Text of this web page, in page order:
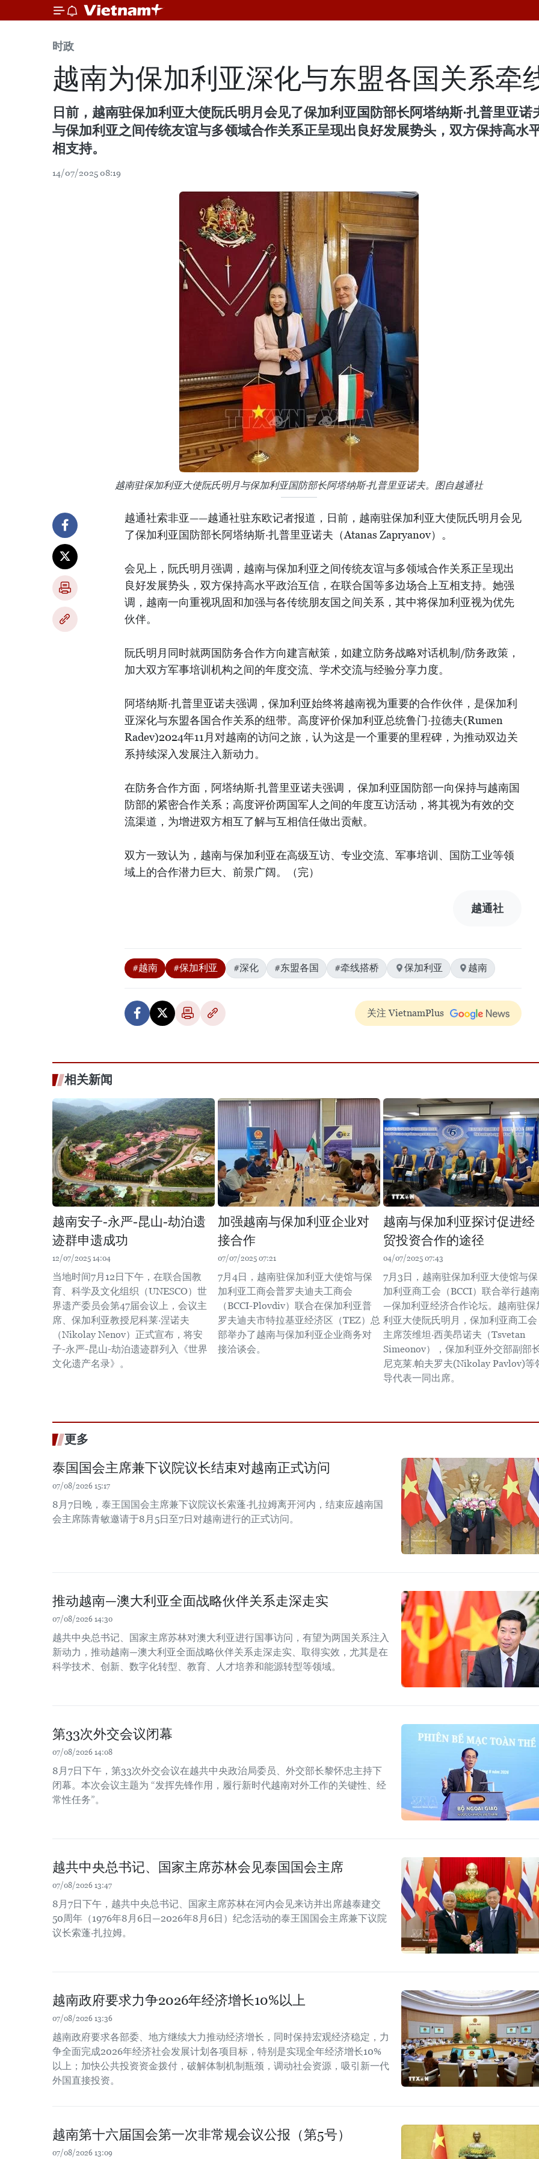
时政
越南为保加利亚深化与东盟各国关系牵
日前，越南驻保加利亚大使阮氏明月会见了保加利亚国防部长阿塔纳斯·扎普里亚
与保加利亚之间传统友谊与多领域合作关系正呈现出良好发展势头，双方保持高水
相支持。
14/07/2025 08:19
越南驻保加利亚大使阮氏明月与保加利亚国防部长阿塔纳斯·扎普里亚诺夫。图自越通社
越通社索非亚——越通社驻东欧记者报道，日前，越南驻保加利亚大使阮氏明月会见
了保加利亚国防部长阿塔纳斯·扎普里亚诺夫（Atanas Zapryanov）。
会见上，阮氏明月强调，越南与保加利亚之间传统友谊与多领域合作关系正呈现出
良好发展势头，双方保持高水平政治互信，在联合国等多边场合上互相支持。她强
调，越南一向重视巩固和加强与各传统朋友国之间关系，其中将保加利亚视为优先
伙伴。
阮氏明月同时就两国防务合作方向建言献策，如建立防务战略对话机制/防务政策，
加大双方军事培训机构之间的年度交流、学术交流与经验分享力度。
阿塔纳斯·扎普里亚诺夫强调，保加利亚始终将越南视为重要的合作伙伴，是保加利
亚深化与东盟各国合作关系的纽带。高度评价保加利亚总统鲁门·拉德夫(Rumen
Radev)2024年11月对越南的访问之旅，认为这是一个重要的里程碑，为推动双边关
系持续深入发展注入新动力。
在防务合作方面，阿塔纳斯·扎普里亚诺夫强调， 保加利亚国防部一向保持与越南国
防部的紧密合作关系；高度评价两国军人之间的年度互访活动，将其视为有效的交
流渠道，为增进双方相互了解与互相信任做出贡献。
双方一致认为，越南与保加利亚在高级互访、专业交流、军事培训、国防工业等领
域上的合作潜力巨大、前景广阔。（完）
越通社
#越南 #保加利亚 #深化 #东盟各国 #牵线搭桥 保加利亚 越南
关注 VietnamPlus
相关新闻
越南安子-永严-昆山-劫泊遗
迹群申遗成功
12/07/2025 14:04
当地时间7月12日下午，在联合国教
育、科学及文化组织（UNESCO）世
界遗产委员会第47届会议上，会议主
席、保加利亚教授尼科莱·涅诺夫
（Nikolay Nenov）正式宣布，将安
子-永严-昆山-劫泊遗迹群列入《世界
文化遗产名录》。
加强越南与保加利亚企业对
接合作
07/07/2025 07:21
7月4日，越南驻保加利亚大使馆与保
加利亚工商会普罗夫迪夫工商会
（BCCI-Plovdiv）联合在保加利亚普
罗夫迪夫市特拉基亚经济区（TEZ）总
部举办了越南与保加利亚企业商务对
接洽谈会。
越南与保加利亚探讨促进经
贸投资合作的途径
04/07/2025 07:43
7月3日，越南驻保加利亚大使馆与保
加利亚商工会（BCCI）联合举行越南
—保加利亚经济合作论坛。越南驻保
利亚大使阮氏明月，保加利亚商工会
主席茨维坦·西美昂诺夫（Tsvetan
Simeonov），保加利亚外交部副部
尼克莱.帕夫罗夫(Nikolay Pavlov)等
导代表一同出席。
更多
泰国国会主席兼下议院议长结束对越南正式访问
07/08/2026 15:17
8月7日晚，泰王国国会主席兼下议院议长索蓬·扎拉姆离开河内，结束应越南国
会主席陈青敏邀请于8月5日至7日对越南进行的正式访问。
推动越南—澳大利亚全面战略伙伴关系走深走实
07/08/2026 14:30
越共中央总书记、国家主席苏林对澳大利亚进行国事访问，有望为两国关系注入
新动力，推动越南—澳大利亚全面战略伙伴关系走深走实、取得实效，尤其是在
科学技术、创新、数字化转型、教育、人才培养和能源转型等领域。
第33次外交会议闭幕
07/08/2026 14:08
8月7日下午，第33次外交会议在越共中央政治局委员、外交部长黎怀忠主持下
闭幕。本次会议主题为 “发挥先锋作用，履行新时代越南对外工作的关键性、经
常性任务”。
越共中央总书记、国家主席苏林会见泰国国会主席
07/08/2026 13:47
8月7日下午，越共中央总书记、国家主席苏林在河内会见来访并出席越泰建交
50周年（1976年8月6日—2026年8月6日）纪念活动的泰王国国会主席兼下议院
议长索蓬·扎拉姆。
越南政府要求力争2026年经济增长10%以上
07/08/2026 13:36
越南政府要求各部委、地方继续大力推动经济增长，同时保持宏观经济稳定，力
争全面完成2026年经济社会发展计划各项目标，特别是实现全年经济增长10%
以上；加快公共投资资金拨付，破解体制机制瓶颈，调动社会资源，吸引新一代
外国直接投资。
越南第十六届国会第一次非常规会议公报（第5号）
07/08/2026 13:09